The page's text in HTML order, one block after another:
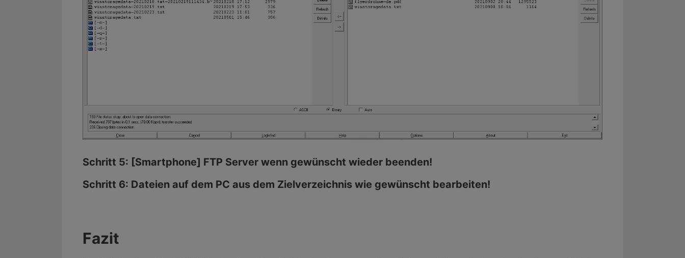
Schritt 5: [Smartphone] FTP Server wenn gewünscht wieder beenden!
Schritt 6: Dateien auf dem PC aus dem Zielverzeichnis wie gewünscht bearbeiten!
Fazit